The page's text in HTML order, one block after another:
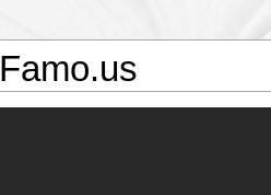
Famo.us